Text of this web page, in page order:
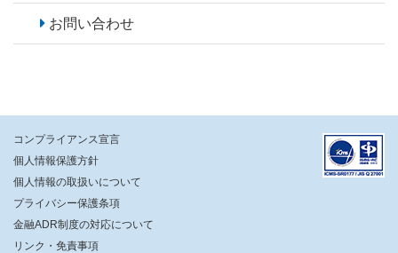
お問い合わせ
コンプライアンス宣言
個人情報保護方針
個人情報の取扱いについて
プライバシー保護条項
金融ADR制度の対応について
リンク・免責事項